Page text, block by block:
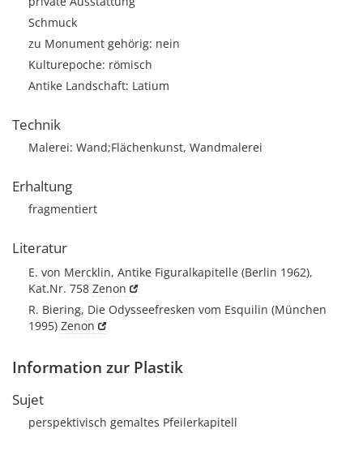
Schmuck
zu Monument gehörig: nein
Kulturepoche: römisch
Antike Landschaft: Latium
Technik
Malerei: Wand;Flächenkunst, Wandmalerei
Erhaltung
fragmentiert
Literatur
E. von Mercklin, Antike Figuralkapitelle (Berlin 1962),
Kat.Nr. 758 Zenon
R. Biering, Die Odysseefresken vom Esquilin (München
1995) Zenon
Information zur Plastik
Sujet
perspektivisch gemaltes Pfeilerkapitell